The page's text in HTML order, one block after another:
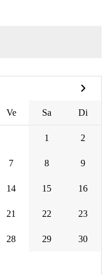
Ve Sa Di
1 2
7 8 9
14 15 16
21 22 23
28 29 30